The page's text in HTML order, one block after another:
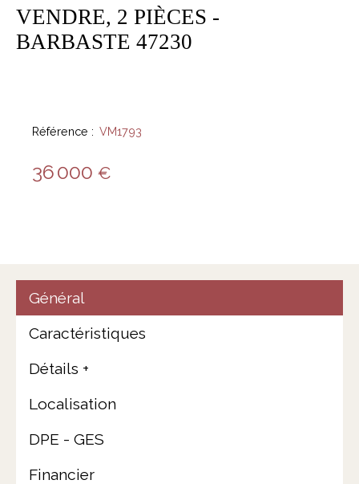
VENDRE, 2 PIÈCES -
BARBASTE 47230
Référence : VM1793
36 000 €
Général
Caractéristiques
Détails +
Localisation
DPE - GES
Financier